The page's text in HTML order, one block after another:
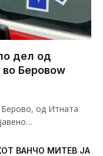
дел од
Беровоw
од Итната
ВАНЧО МИТЕВ ЈА